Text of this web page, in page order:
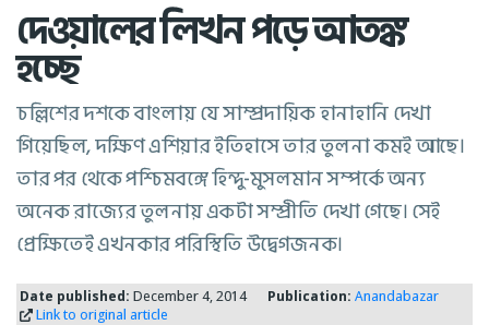
দেওয়ালের লিখন পড়ে আতঙ্ক
হচ্ছে
চল্লিশের দশকে বাংলায় যে সাম্প্রদায়িক হানাহানি দেখা
গিয়েছিল, দক্ষিণ এশিয়ার ইতিহাসে তার তুলনা কমই আছে।
তার পর থেকে পশ্চিমবঙ্গে হিন্দু-মুসলমান সম্পর্কে অন্য
অনেক রাজ্যের তুলনায় একটা সম্প্রীতি দেখা গেছে। সেই
প্রেক্ষিতেই এখনকার পরিস্থিতি উদ্বেগজনক।
Date published: December 4, 2014 Publication: Anandabazar
Link to original article